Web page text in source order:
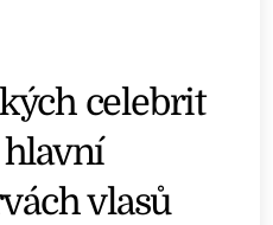
celebrit
vlasů